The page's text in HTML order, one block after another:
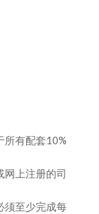
所有配套10%
网上注册的司
须至少完成每